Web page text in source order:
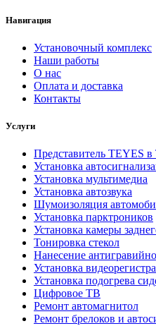
Навигация
Установочный комплекс
Наши работы
О нас
Оплата и доставка
Контакты
Услуги
Представитель TEYES в
Установка
Установка мультимедиа
Установка автозвука
Шумоизоляция
Установка парктроников
Установка камеры
Тонировка стекол
Нанесение
Установка
Установка подогрева
Цифровое ТВ
Ремонт автомагнитол
Ремонт брелоков и